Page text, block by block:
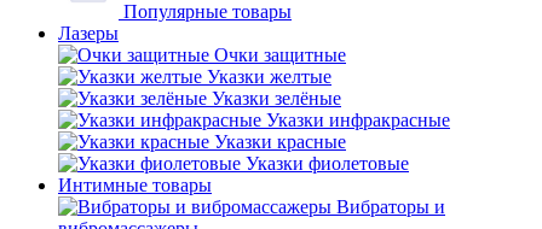
Популярные товары
Лазеры
Очки защитные
Указки желтые
Указки зелёные
Указки инфракрасные
Указки красные
Указки фиолетовые
Интимные товары
Вибраторы и